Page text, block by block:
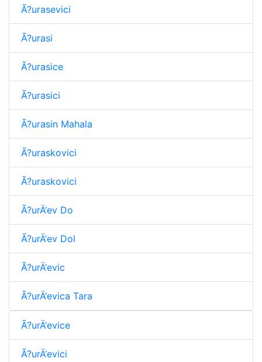
Ã?urasevici
Ã?urasi
Ã?urasice
Ã?urasici
Ã?urasin Mahala
Ã?uraskovici
Ã?uraskovici
Ã?urÄ‘ev Do
Ã?urÄ‘ev Dol
Ã?urÄ‘evic
Ã?urÄ‘evica Tara
Ã?urÄ‘evice
Ã?urÄ‘evici